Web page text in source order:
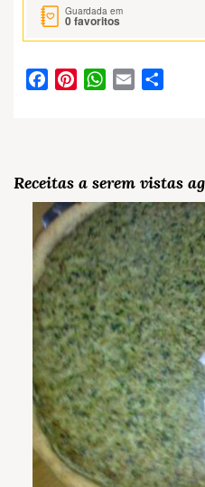
Guardada em
0favoritos
FacebookPinterestWhatsApp
Email
Receitas a serem vistas